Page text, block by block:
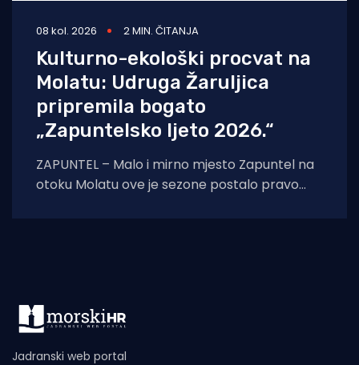
08 kol. 2026 2 MIN. ČITANJA
Kulturno-ekološki procvat na
Molatu: Udruga Žaruljica
pripremila bogato
„Zapuntelsko ljeto 2026.“
ZAPUNTEL – Malo i mirno mjesto Zapuntel na
otoku Molatu ove je sezone postalo pravo
Jadranski web portal